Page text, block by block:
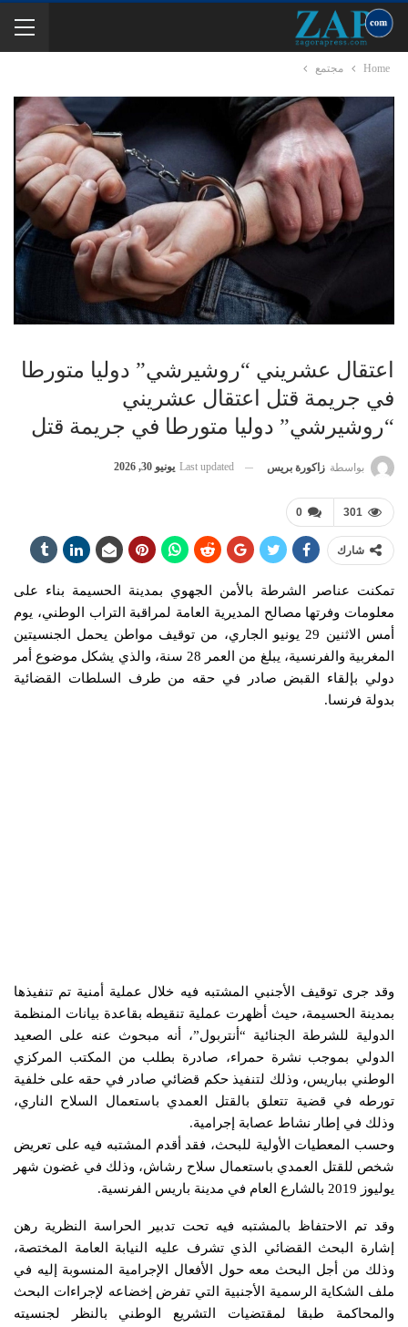
Home مجتمع
اعتقال عشريني “روشيرشي” دوليا متورطا
في جريمة قتل اعتقال عشريني
“روشيرشي” دوليا متورطا في جريمة قتل
بواسطة زاكورة بريس Last updated يونيو 30, 2026
0 301
شارك
تمكنت عناصر الشرطة بالأمن الجهوي بمدينة الحسيمة بناء على
معلومات وفرتها مصالح المديرية العامة لمراقبة التراب الوطني، يوم
أمس الاثنين 29 يونيو الجاري، من توقيف مواطن يحمل الجنسيتين
المغربية والفرنسية، يبلغ من العمر 28 سنة، والذي يشكل موضوع أمر
دولي بإلقاء القبض صادر في حقه من طرف السلطات القضائية
بدولة فرنسا.
وقد جرى توقيف الأجنبي المشتبه فيه خلال عملية أمنية تم تنفيذها
بمدينة الحسيمة، حيث أظهرت عملية تنقيطه بقاعدة بيانات المنظمة
الدولية للشرطة الجنائية “أنتربول”، أنه مبحوث عنه على الصعيد
الدولي بموجب نشرة حمراء، صادرة بطلب من المكتب المركزي
الوطني بباريس، وذلك لتنفيذ حكم قضائي صادر في حقه على خلفية
تورطه في قضية تتعلق بالقتل العمدي باستعمال السلاح الناري،
وذلك في إطار نشاط عصابة إجرامية.
وحسب المعطيات الأولية للبحث، فقد أقدم المشتبه فيه على تعريض
شخص للقتل العمدي باستعمال سلاح رشاش، وذلك في غضون شهر
يوليوز 2019 بالشارع العام في مدينة باريس الفرنسية.
وقد تم الاحتفاظ بالمشتبه فيه تحت تدبير الحراسة النظرية رهن
إشارة البحث القضائي الذي تشرف عليه النيابة العامة المختصة،
وذلك من أجل البحث معه حول الأفعال الإجرامية المنسوبة إليه في
ملف الشكاية الرسمية الأجنبية التي تفرض إخضاعه لإجراءات البحث
والمحاكمة طبقا لمقتضيات التشريع الوطني بالنظر لجنسيته